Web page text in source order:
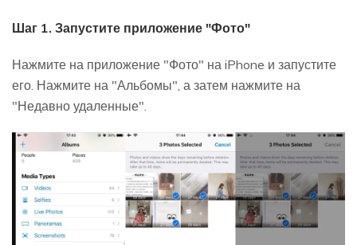
Шаг 1. Запустите приложение "Фото"
Нажмите на приложение "Фото" на iPhone и запустите
его. Нажмите на "Альбомы", а затем нажмите на
"Недавно удаленные".